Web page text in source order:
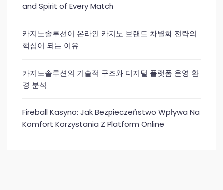
and Spirit of Every Match
카지노솔루션이 온라인 카지노 브랜드 차별화 전략의
핵심이 되는 이유
카지노솔루션의 기술적 구조와 디지털 플랫폼 운영 환
경 분석
Fireball Kasyno: Jak Bezpieczeństwo Wpływa Na
Komfort Korzystania Z Platform Online